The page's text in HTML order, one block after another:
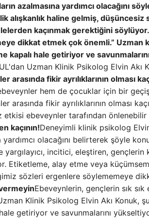
azalmasına yardımcı olacağını
alışkanlık haline gelmiş, düşüncesiz
kaçınmak gerektiğini söylüyor.
dikkat etmek çok önemli.” Uzman
kapalı hale getiriyor ve
Uzman Klinik Psikolog Elvin Akı
arasında fikir ayrılıklarının olması
hem de çocuklar için bir
fikir ayrılıklarının olması
etkisi ebeveynler tarafından
kaçının!Deneyimli klinik psikolog
olacağını belirterek şöyle
yargılayıcı, incitici, eleştiren,
Etiketleme, alay etme veya
sözleri ergenlere söylememeye
Ebeveynlerin, gençlerin sık
Klinik Psikolog Elvin Akı Konuk,
getiriyor ve savunmalarını